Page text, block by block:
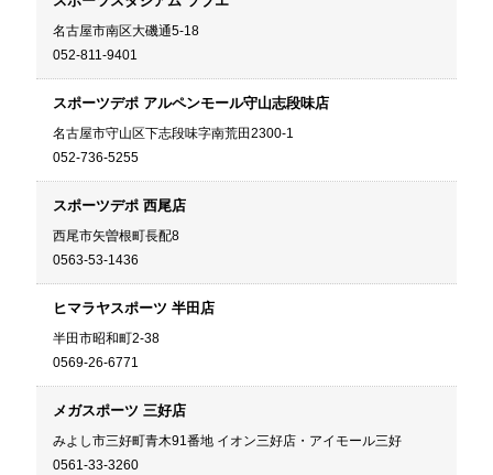
名古屋市南区大磯通5-18
052-811-9401
スポーツデポ アルペンモール守山志段味店
名古屋市守山区下志段味字南荒田2300-1
052-736-5255
スポーツデポ 西尾店
西尾市矢曽根町長配8
0563-53-1436
ヒマラヤスポーツ 半田店
半田市昭和町2-38
0569-26-6771
メガスポーツ 三好店
みよし市三好町青木91番地 イオン三好店・アイモール三好
0561-33-3260